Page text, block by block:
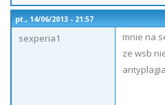
pt., 14/06/2013 - 21:57
sexperia1
mnie na
ze wsb